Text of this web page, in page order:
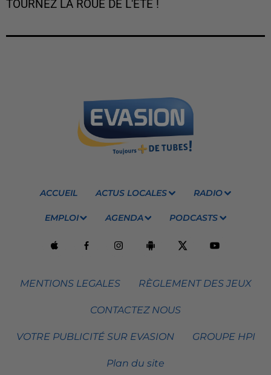
TOURNEZ LA ROUE DE L'ÉTÉ !
ACCUEIL ACTUS LOCALES RADIO
EMPLOI AGENDA PODCASTS
MENTIONS LEGALES RÈGLEMENT DES JEUX
CONTACTEZ NOUS
VOTRE PUBLICITÉ SUR EVASION GROUPE HPI
Plan du site